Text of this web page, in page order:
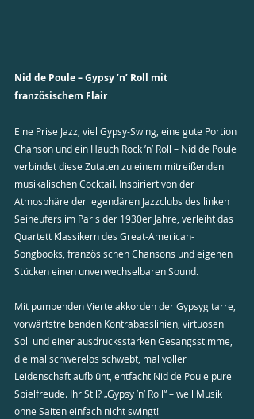
Nid de Poule – Gypsy ’n’ Roll mit
französischem Flair
Eine Prise Jazz, viel Gypsy-Swing, eine gute Portion
Chanson und ein Hauch Rock ’n’ Roll – Nid de Poule
verbindet diese Zutaten zu einem mitreißenden
musikalischen Cocktail. Inspiriert von der
Atmosphäre der legendären Jazzclubs des linken
Seineufers im Paris der 1930er Jahre, verleiht das
Quartett Klassikern des Great-American-
Songbooks, französischen Chansons und eigenen
Stücken einen unverwechselbaren Sound.
Mit pumpenden Viertelakkorden der Gypsygitarre,
vorwärtstreibenden Kontrabasslinien, virtuosen
Soli und einer ausdrucksstarken Gesangsstimme,
die mal schwerelos schwebt, mal voller
Leidenschaft aufblüht, entfacht Nid de Poule pure
Spielfreude. Ihr Stil? „Gypsy ’n’ Roll“ – weil Musik
ohne Saiten einfach nicht swingt!